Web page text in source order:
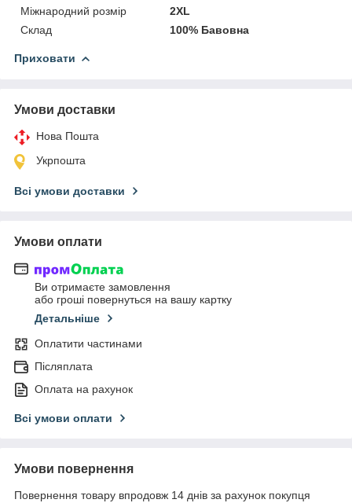
Міжнародний розмір
2XL
Склад
100% Бавовна
Приховати
Умови доставки
Нова Пошта
Укрпошта
Всі умови доставки
Умови оплати
Ви отримаєте замовлення
або гроші повернуться на вашу картку
Детальніше
Оплатити частинами
Післяплата
Оплата на рахунок
Всі умови оплати
Умови повернення
Повернення товару впродовж 14 днів за рахунок покупця